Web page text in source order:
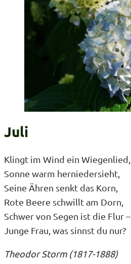
Juli
Klingt im Wind ein Wiegenlied,
Sonne warm herniedersieht,
Seine Ähren senkt das Korn,
Rote Beere schwillt am Dorn,
Schwer von Segen ist die Flur –
Junge Frau, was sinnst du nur?
Theodor Storm (1817-1888)